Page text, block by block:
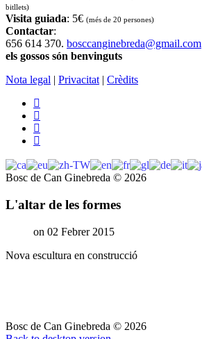
bitllets)
Visita guiada: 5€ (més de 20 persones)
Contactar:
656 614 370. bosccanginebreda@gmail.com
els gossos són benvinguts
Nota legal | Privacitat | Crèdits
Bosc de Can Ginebreda © 2026
L'altar de les formes
on 02 Febrer 2015
Nova escultura en construcció
Bosc de Can Ginebreda © 2026